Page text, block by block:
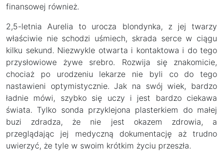
finansowej również.
2,5-letnia Aurelia to urocza blondynka, z jej twarzy
właściwie nie schodzi uśmiech, skrada serce w ciągu
kilku sekund. Niezwykle otwarta i kontaktowa i do tego
przysłowiowe żywe srebro. Rozwija się znakomicie,
chociaż po urodzeniu lekarze nie byli co do tego
nastawieni optymistycznie. Jak na swój wiek, bardzo
ładnie mówi, szybko się uczy i jest bardzo ciekawa
świata. Tylko sonda przyklejona plasterkiem do małej
buzi zdradza, że nie jest okazem zdrowia, a
przeglądając jej medyczną dokumentację aż trudno
uwierzyć, że tyle w swoim krótkim życiu przeszła.